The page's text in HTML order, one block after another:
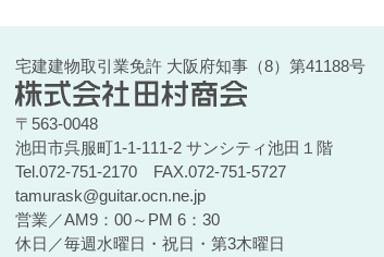
宅建建物取引業免許 大阪府知事（8）第41188号
〒563-0048
池田市呉服町1-1-111-2 サンシティ池田１階
Tel.072-751-2170 FAX.072-751-5727
tamurask@guitar.ocn.ne.jp
営業／AM9：00～PM 6：30
休日／毎週水曜日・祝日・第3木曜日